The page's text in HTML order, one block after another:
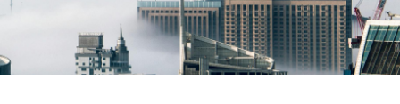
법률서식
뉴스레터/브로슈어